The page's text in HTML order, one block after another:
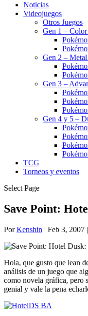
Noticias
Videojuegos
Otros Juegos
Gen 1 –
Gen 2 –
Gen 3 –
Gen 4 y 5 –
TCG
Torneos y eventos
Select Page
Save Point:
PorKenshin | Feb 3, 2007 |
Hola, que gusto que lean
análisis de un juego que
como novela gráfica, pero
genial y vale la pena